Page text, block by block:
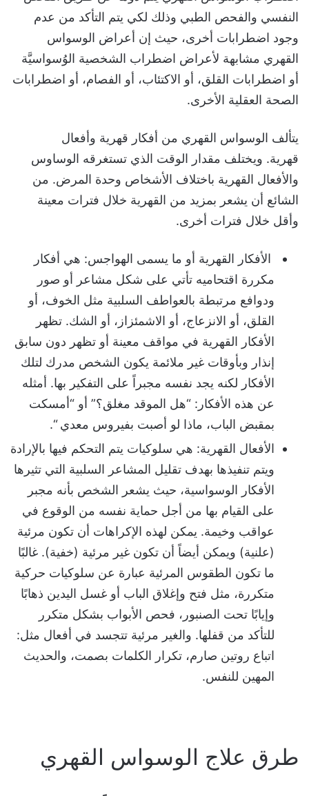
النفسي والفحص الطبي وذلك لكي يتم التأكد من عدم
وجود اضطرابات أخرى، حيث إن أعراض الوسواس
القهري مشابهة لأعراض اضطراب الشخصية الوُسواسيَّة
أو اضطرابات القلق، أو الاكتئاب، أو الفصام، أو اضطرابات
الصحة العقلية الأخرى.
يتألف الوسواس القهري من أفكار قهرية وأفعال
قهرية. ويختلف مقدار الوقت الذي تستغرقه الوساوس
والأفعال القهرية باختلاف الأشخاص وحدة المرض. من
الشائع أن يشعر بمزيد من القهرية خلال فترات معينة
وأقل خلال فترات أخرى.
الأفكار القهرية أو ما يسمى الهواجس: هي أفكار
مكررة اقتحاميه تأتي على شكل مشاعر أو صور
ودوافع مرتبطة بالعواطف السلبية مثل الخوف، أو
القلق، أو الانزعاج، أو الاشمئزاز، أو الشك. تظهر
الأفكار القهرية في مواقف معينة أو تظهر دون سابق
إنذار وبأوقات غير ملائمة يكون الشخص مدرك لتلك
الأفكار لكنه يجد نفسه مجبراً على التفكير بها. أمثله
عن هذه الأفكار: “هل الموقد مغلق؟” أو “أمسكت
بمقبض الباب، ماذا لو أصبت بفيروس معدي “.
الأفعال القهرية: هي سلوكيات يتم التحكم فيها بالإرادة
ويتم تنفيذها بهدف تقليل المشاعر السلبية التي تثيرها
الأفكار الوسواسية، حيث يشعر الشخص بأنه مجبر
على القيام بها من أجل حماية نفسه من الوقوع في
عواقب وخيمة. يمكن لهذه الإكراهات أن تكون مرئية
(علنية) ويمكن أيضاً أن تكون غير مرئية (خفية). غالبًا
ما تكون الطقوس المرئية عبارة عن سلوكيات حركية
متكررة، مثل فتح وإغلاق الباب أو غسل اليدين ذهابًا
وإيابًا تحت الصنبور، فحص الأبواب بشكل متكرر
للتأكد من قفلها. والغير مرئية تتجسد في أفعال مثل:
اتباع روتين صارم، تكرار الكلمات بصمت، والحديث
المهين للنفس.
طرق علاج الوسواس القهري